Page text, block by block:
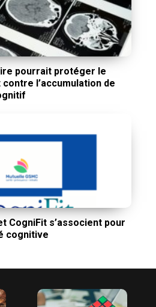
pourrait protéger le
l’accumulation de
CogniFit s’associent pour
cognitive